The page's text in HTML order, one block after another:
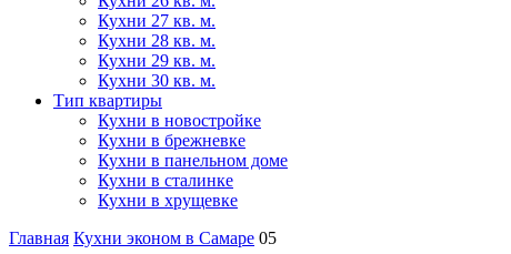
Кухни 27 кв. м.
Кухни 28 кв. м.
Кухни 29 кв. м.
Кухни 30 кв. м.
Тип квартиры
Кухни в новостройке
Кухни в брежневке
Кухни в панельном доме
Кухни в сталинке
Кухни в хрущевке
Главная Кухни эконом в Самаре 05